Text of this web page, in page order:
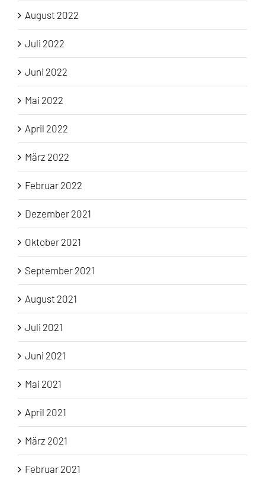
August 2022
Juli 2022
Juni 2022
Mai 2022
April 2022
März 2022
Februar 2022
Dezember 2021
Oktober 2021
September 2021
August 2021
Juli 2021
Juni 2021
Mai 2021
April 2021
März 2021
Februar 2021